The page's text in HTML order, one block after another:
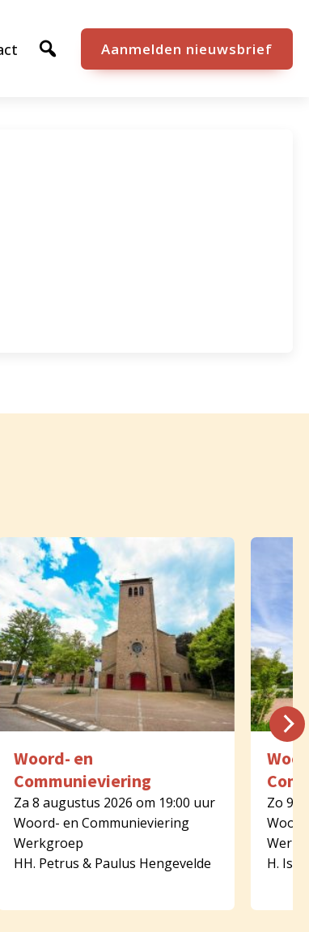
Aanmelden nieuwsbrief
Woord- en
Communieviering
Za 8 augustus 2026 om 19:00 uur
Woord- en Communieviering
Werkgroep
HH. Petrus & Paulus Hengevelde
Zo 9
H.